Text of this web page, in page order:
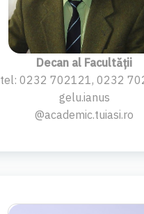
CONF.DR.ING.
Gelu Ianuş
Decan al Facultății
tel: 0232 702121, 0232
gelu.ianus
@academic.tuiasi.ro